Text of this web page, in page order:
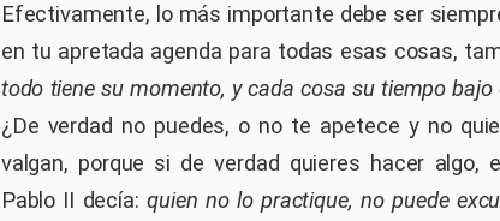
Efectivamente, lo más importante debe ser
en tu apretada agenda para todas esas cosas,
todo tiene su momento, y cada cosa su tiempo
¿De verdad no puedes, o no te apetece y no
valgan, porque si de verdad quieres hacer algo,
Pablo II decía:quien no lo practique, no puede